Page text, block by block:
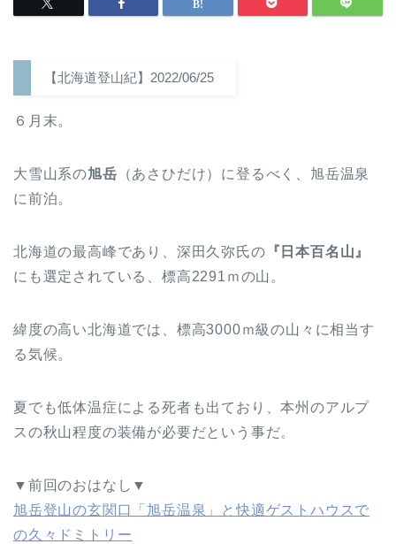
【北海道登山紀】2022/06/25
６月末。
大雪山系の旭岳 （あさひだけ）に登るべく、旭岳温泉
に前泊。
北海道の最高峰であり、深田久弥氏の 『日本百名山』
にも選定されている、標高2291ｍの山。
緯度の高い北海道では、標高3000ｍ級の山々に相当す
る気候。
夏でも低体温症による死者も出ており、本州のアルプ
スの秋山程度の装備が必要だという事だ。
▼前回のおはなし▼
旭岳登山の玄関口「旭岳温泉」と快適ゲストハウスで
の久々ドミトリー